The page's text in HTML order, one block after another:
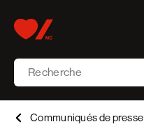
Recherche
Communiqués de presse